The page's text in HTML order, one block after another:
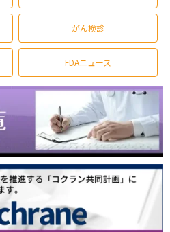
がん検診
FDAニュース